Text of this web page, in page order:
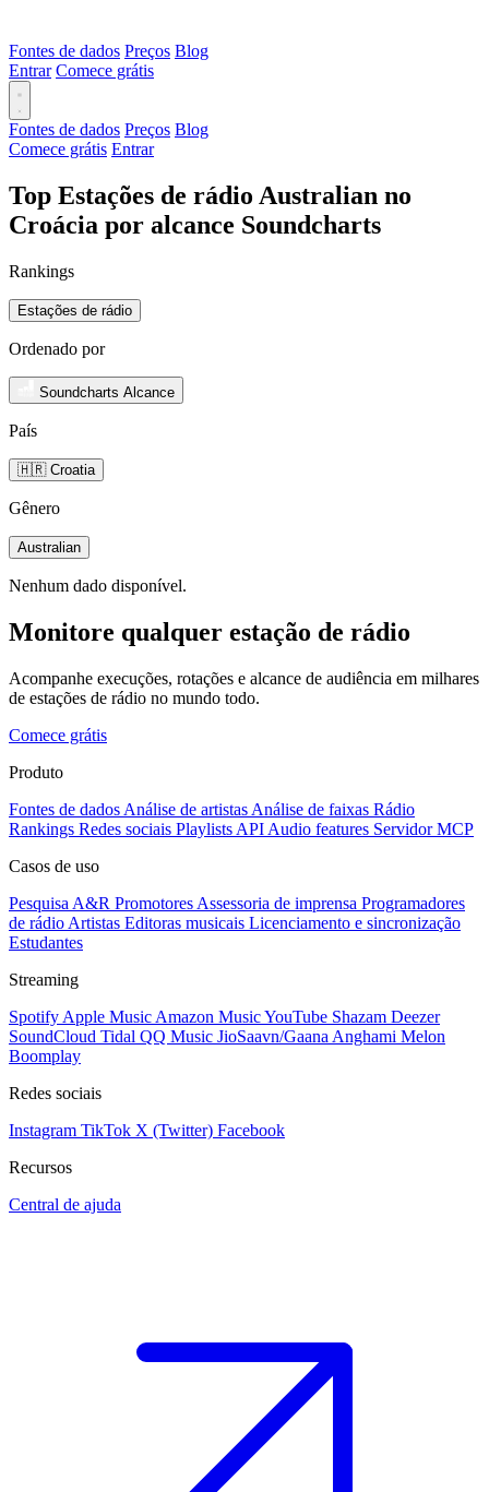
Fontes de dados Preços Blog
Entrar Comece grátis
Fontes de dados Preços Blog
Comece grátis Entrar
Top Estações de rádio Australian no
Croácia por alcance Soundcharts
Rankings
Estações de rádio
Ordenado por
Soundcharts Alcance
País
🇭🇷 Croatia
Gênero
Australian
Nenhum dado disponível.
Monitore qualquer estação de rádio
Acompanhe execuções, rotações e alcance de audiência em milhares
de estações de rádio no mundo todo.
Comece grátis
Produto
Fontes de dados Análise de artistas Análise de faixas Rádio
Rankings Redes sociais Playlists API Audio features Servidor MCP
Casos de uso
Pesquisa A&R Promotores Assessoria de imprensa Programadores
de rádio Artistas Editoras musicais Licenciamento e sincronização
Estudantes
Streaming
Spotify Apple Music Amazon MusicYouTube Shazam Deezer
SoundCloud Tidal QQ Music JioSaavn/Gaana Anghami Melon
Boomplay
Redes sociais
Instagram TikTok X (Twitter) Facebook
Recursos
Central de ajuda